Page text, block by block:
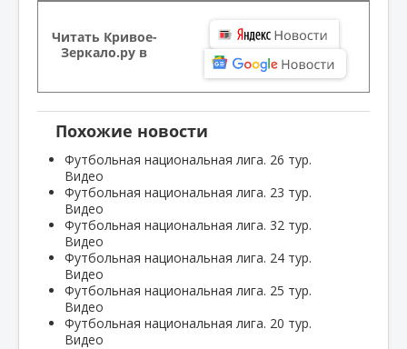
Читать Кривое-
Зеркало.ру в
Похожие новости
Футбольная национальная лига. 26 тур.
Видео
Футбольная национальная лига. 23 тур.
Видео
Футбольная национальная лига. 32 тур.
Видео
Футбольная национальная лига. 24 тур.
Видео
Футбольная национальная лига. 25 тур.
Видео
Футбольная национальная лига. 20 тур.
Видео